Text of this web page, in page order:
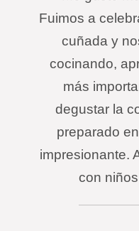
Fuimos a
cuñada y
cocinando,
más
degustar la
preparado
impresionante.
con